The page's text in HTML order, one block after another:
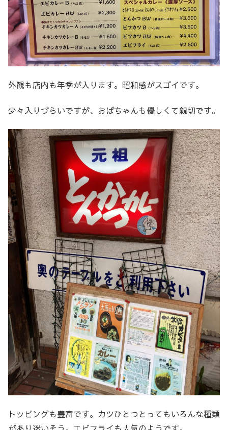
外観も店内も年季が入ります。昭和感がスゴイです。
少々入りづらいですが、おばちゃんも優しくて親切です。
トッピングも豊富です。カツひとつとってもいろんな種類